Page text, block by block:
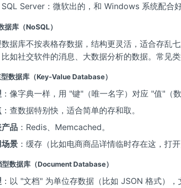
SQL Server：微软出的，和 Windows 系统配合好
据库（NoSQL）
据库不按表格存数据，结构更灵活，适合存乱
如社交软件的消息、大数据分析的数据。常见类
型数据库（Key-Value Database）
：像字典一样，用 "键"（唯一名字）对应 "值"（
：查数据特别快，适合简单的存和取。
品 ：Redis、Memcached。
景 ：缓存（比如电商商品详情临时存在这，打
型数据库（Document Database）
：以 "文档" 为单位存数据（比如 JSON 格式）